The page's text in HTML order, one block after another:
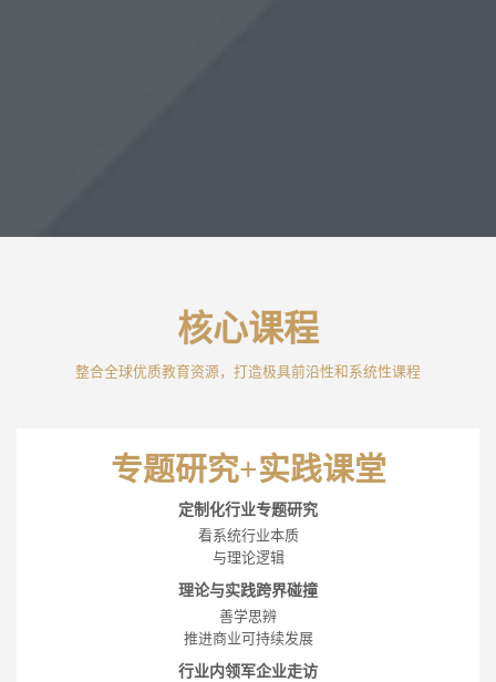
核心课程
整合全球优质教育资源，打造极具前沿性和系统性课程
专题研究+实践课堂
定制化行业专题研究
看系统行业本质
与理论逻辑
理论与实践跨界碰撞
善学思辨
推进商业可持续发展
行业内领军企业走访